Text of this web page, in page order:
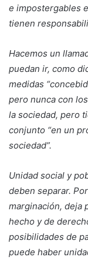
e impostergables
tienen
Hacemos un
puedan ir, como
medidas
pero nunca con
la sociedad, pero
conjunto “en un
sociedad”.
Unidad social y
deben separar.
marginación, deja
hecho y de
posibilidades de
puede haber